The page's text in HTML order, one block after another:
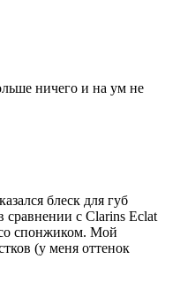
ничего и на ум не
блеск для губ
сравнении с Clarins Eclat
спонжиком. Мой
(у меня оттенок